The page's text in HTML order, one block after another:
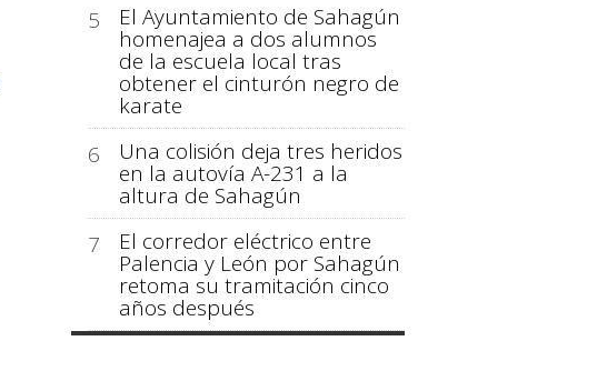
5
El Ayuntamiento de Sahagún
homenajea a dos alumnos
de la escuela local tras
obtener el cinturón negro de
karate
6
Una colisión deja tres heridos
en la autovía A-231 a la
altura de Sahagún
7
El corredor eléctrico entre
Palencia y León por Sahagún
retoma su tramitación cinco
años después